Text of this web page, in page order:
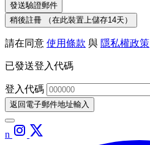
發送驗證郵件
稍後註冊
（在此裝置上儲存14天）
請在同意 使用條款 與 隱私權政策
已發送登入代碼
登入代碼
返回電子郵件地址輸入
n